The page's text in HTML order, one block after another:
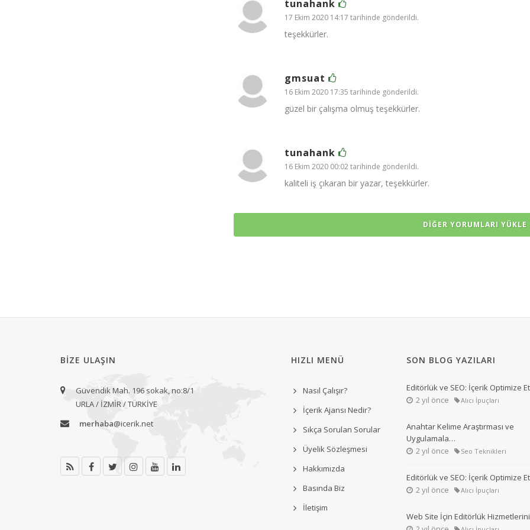
tunahank
17 Ekim 2020 14:17 tarihinde gönderildi.
teşekkürler.
gmsuat
16 Ekim 2020 17:35 tarihinde gönderildi.
güzel bir çalışma olmuş teşekkürler.
tunahank
16 Ekim 2020 00:02 tarihinde gönderildi.
kaliteli iş çıkaran bir yazar, teşekkürler.
DIĞER YORUMLARI
BIZE ULAŞIN
Güvendik Mah. 196 sokak, no:8/1
URLA / İZMİR / TÜRKİYE
merhaba@icerik.net
HIZLI MENÜ
Nasıl Çalışır?
İçerik Ajansı Nedir?
Sıkça Sorulan Sorular
Üyelik Sözleşmesi
Hakkımızda
Basında Biz
İletişim
SON BLOG YAZILARI
Editörlük ve SEO: İçerik Optimize
2 yıl önce
Alıcı İpuçları
Anahtar Kelime Araştırması ve
Uygulamala…
2 yıl önce
Seo Teknikleri
Editörlük ve SEO: İçerik Optimize
2 yıl önce
Alıcı İpuçları
Web Site İçin Editörlük